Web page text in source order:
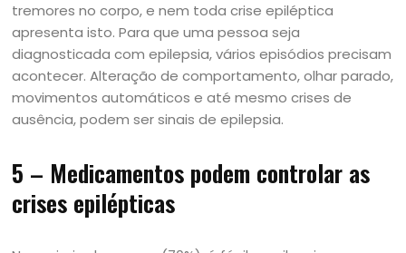
tremores no corpo, e nem toda crise epiléptica
apresenta isto. Para que uma pessoa seja
diagnosticada com epilepsia, vários episódios precisam
acontecer. Alteração de comportamento, olhar parado,
movimentos automáticos e até mesmo crises de
ausência, podem ser sinais de epilepsia.
5 – Medicamentos podem controlar as
crises epilépticas